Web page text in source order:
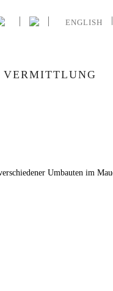
ENGLISH
VERMITTLUNG